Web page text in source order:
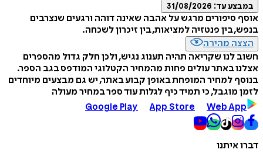
במבצע עד: 31/08/2026
אוסף סיפורים מרגש על אהבה שאינה דוהה ורגעים שנצרבים
בנפש, בין פנטזיה למציאות, בין זיכרון לשכחה.
הצצה מהירה
חשוב לנו שקריאה תהיה תענוג נגיש, ולכן חלק גדול מהספרים
אצלנו באתר עולים פחות מהמחיר הקטלוגי המודפס בגב הספר.
בנוסף למחיר המופחת באופן קבוע באתר, יש גם מבצעים מיוחדים
לזמן מוגבל, כי תמיד כיף לגלות עוד ספר במחיר מעולה
Google Play
App Store Web App
דברו איתנו